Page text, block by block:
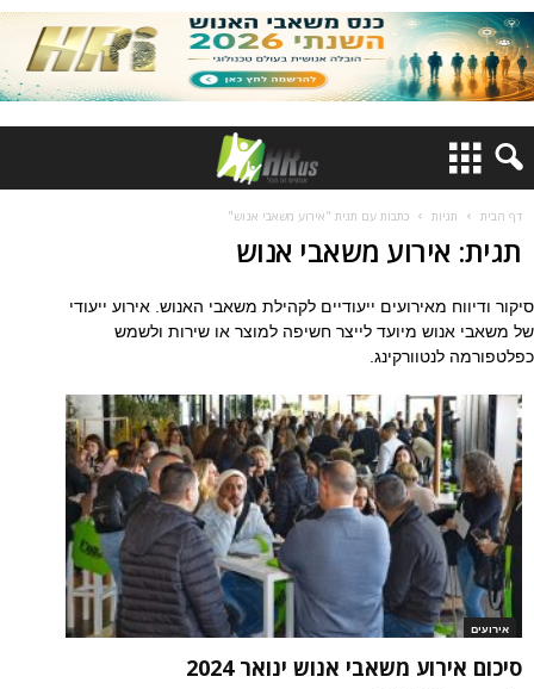
דף הבית תגיות כתבות עם תגית "אירוע משאבי אנוש"
תגית: אירוע משאבי אנוש
סיקור ודיווח מאירועים ייעודיים לקהילת משאבי האנוש. אירוע ייעודי
של משאבי אנוש מיועד לייצר חשיפה למוצר או שירות ולשמש
כפלטפורמה לנטוורקינג.
אירועים
סיכום אירוע משאבי אנוש ינואר 2024